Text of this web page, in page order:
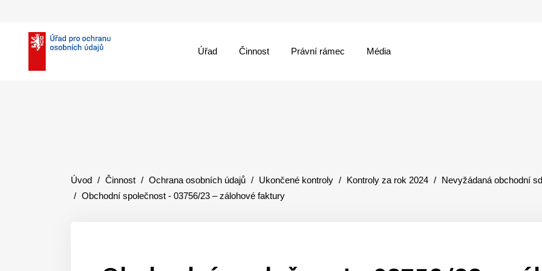
Úřad Činnost Právní rámec Média
Úvod Činnost Ochrana osobních údajů Ukončené kontroly Kontroly za rok 2024
Nevyžádaná obchodní
Obchodní společnost - 03756/23 – zálohové faktury